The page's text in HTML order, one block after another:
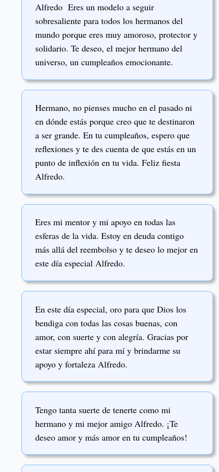
Alfredo Eres un modelo a seguir
sobresaliente para todos los hermanos del
mundo porque eres muy amoroso, protector y
solidario. Te deseo, el mejor hermano del
universo, un cumpleaños emocionante.
Hermano, no pienses mucho en el pasado ni
en dónde estás porque creo que te destinaron
a ser grande. En tu cumpleaños, espero que
reflexiones y te des cuenta de que estás en un
punto de inflexión en tu vida. Feliz fiesta
Alfredo.
Eres mi mentor y mi apoyo en todas las
esferas de la vida. Estoy en deuda contigo
más allá del reembolso y te deseo lo mejor en
este día especial Alfredo.
En este día especial, oro para que Dios los
bendiga con todas las cosas buenas, con
amor, con suerte y con alegría. Gracias por
estar siempre ahí para mí y brindarme su
apoyo y fortaleza Alfredo.
Tengo tanta suerte de tenerte como mi
hermano y mi mejor amigo Alfredo. ¡Te
deseo amor y más amor en tu cumpleaños!